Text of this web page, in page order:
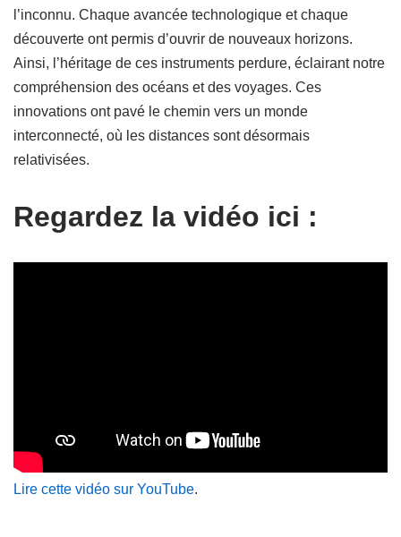
l’inconnu. Chaque avancée technologique et chaque
découverte ont permis d’ouvrir de nouveaux horizons.
Ainsi, l’héritage de ces instruments perdure, éclairant notre
compréhension des océans et des voyages. Ces
innovations ont pavé le chemin vers un monde
interconnecté, où les distances sont désormais
relativisées.
Regardez la vidéo ici :
Lire cette vidéo sur YouTube.